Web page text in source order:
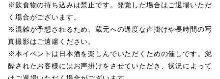
※飲食物の持ち込みは禁止です。発覚した場合はご退場いただ
く場合がございます。
※混雑が予想されるため、蔵元への過度な声掛けや長時間の写
真撮影はご遠慮ください。
※本イベントは日本酒を楽しんでいただくための催しです。泥
酔されたお客様にはお声掛けをさせていただき、状況によって